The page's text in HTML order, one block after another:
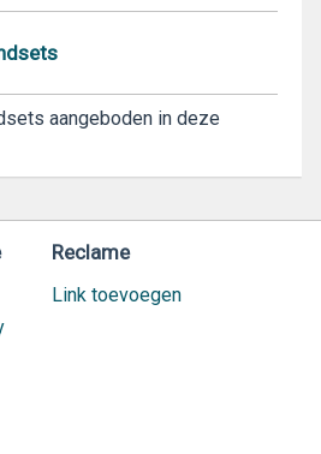
aangeboden in deze
Reclame
Link toevoegen